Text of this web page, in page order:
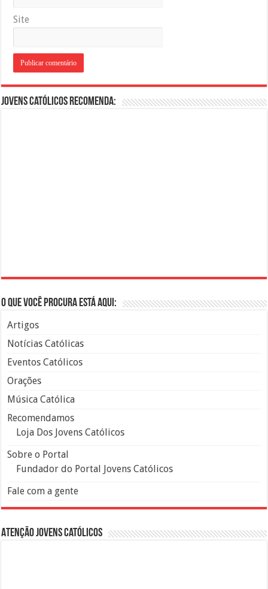
Site
Jovens Católicos Recomenda:
O que você procura está aqui:
Artigos
Notícias Católicas
Eventos Católicos
Orações
Música Católica
Recomendamos
Loja Dos Jovens Católicos
Sobre o Portal
Fundador do Portal Jovens Católicos
Fale com a gente
Atenção Jovens Católicos